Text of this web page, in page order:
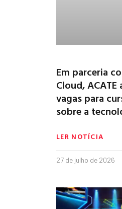
Em parceria
Cloud,
vagas para
sobre a
LER NOTÍCIA
27 de julho de 2026